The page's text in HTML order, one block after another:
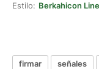
Estilo: Berkahicon
firmar señales